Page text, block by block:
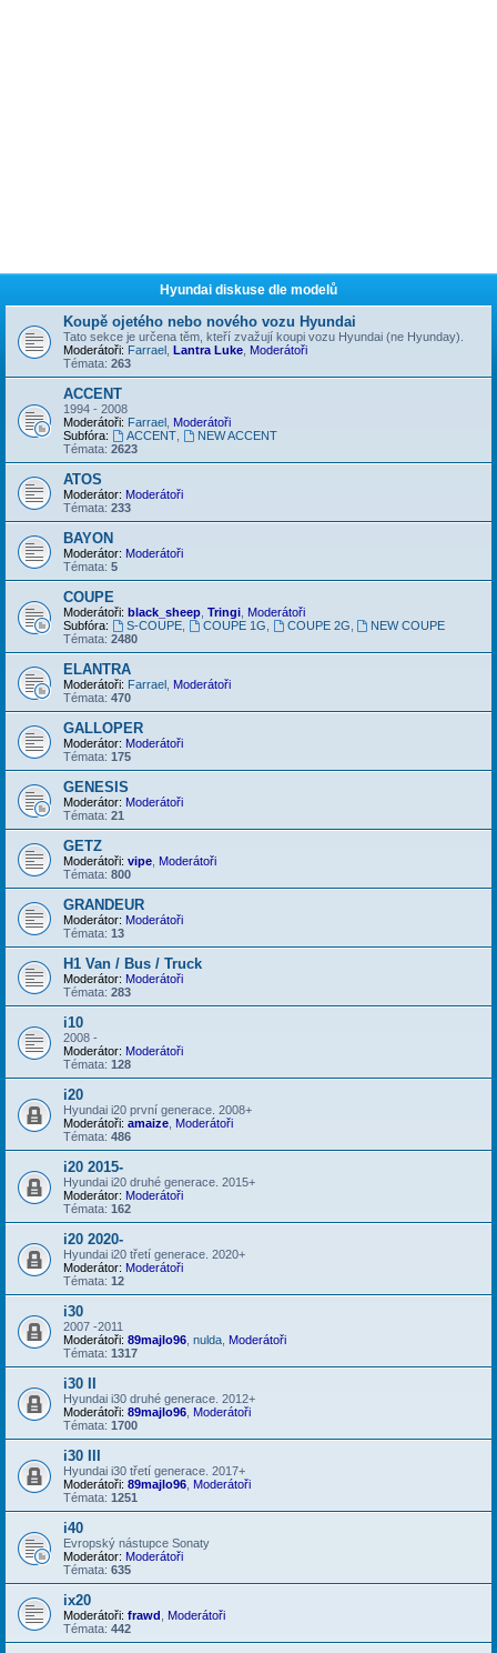
Hyundai diskuse dle modelů
Koupě ojetého nebo nového vozu Hyundai
Tato sekce je určena těm, kteří zvažují koupi vozu Hyundai (ne Hyunday).
Moderátoři: Farrael Lantra Luke Moderátoři
Témata: 263
ACCENT
1994 - 2008
Moderátoři: Farrael Moderátoři
Subfóra:
ACCENT,
NEW ACCENT
Témata: 2623
ATOS
Moderátor: Moderátoři
Témata: 233
BAYON
Moderátor: Moderátoři
Témata: 5
COUPE
Moderátoři: black_sheep Tringi Moderátoři
Subfóra:
S-COUPE, COUPE 1G COUPE 2G
NEW COUPE
Témata: 2480
ELANTRA
Moderátoři: Farrael Moderátoři
Témata: 470
GALLOPER
Moderátor: Moderátoři
Témata: 175
GENESIS
Moderátor: Moderátoři
Témata: 21
GETZ
Moderátoři: vipe Moderátoři
Témata: 800
GRANDEUR
Moderátor: Moderátoři
Témata: 13
H1 Van / Bus / Truck
Moderátor: Moderátoři
Témata: 283
i10
2008 -
Moderátor: Moderátoři
Témata: 128
i20
Hyundai i20 první generace. 2008+
Moderátoři: amaize Moderátoři
Témata: 486
i20 2015-
Hyundai i20 druhé generace. 2015+
Moderátor: Moderátoři
Témata: 162
i20 2020-
Hyundai i20 třetí generace. 2020+
Moderátor: Moderátoři
Témata: 12
i30
2007 -2011
Moderátoři: 89majlo96 nulda Moderátoři
Témata: 1317
i30 II
Hyundai i30 druhé generace. 2012+
Moderátoři: 89majlo96 Moderátoři
Témata: 1700
i30 III
Hyundai i30 třetí generace. 2017+
Moderátoři: 89majlo96 Moderátoři
Témata: 1251
i40
Evropský nástupce Sonaty
Moderátor: Moderátoři
Témata: 635
ix20
Moderátoři: frawd
Moderátoři
Témata: 442